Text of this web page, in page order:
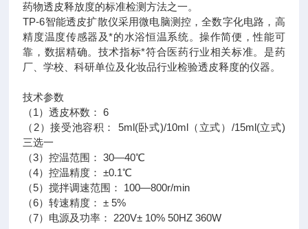
药物透皮释放度的标准检测方法之一。
TP-6智能透皮扩散仪采用微电脑测控，全数字化电路，高
精度温度传感器及*的水浴恒温系统。操作简便，性能可
靠，数据精确。技术指标*符合医药行业相关标准。是药
厂、学校、科研单位及化妆品行业检验透皮释度的仪器。
技术参数
（1）透皮杯数： 6
（2）接受池容积： 5ml(卧式)/10ml（立式）/15ml(立式)
三选一
（3）控温范围： 30—40℃
（4）控温精度： ±0.1℃
（5）搅拌调速范围： 100—800r/min
（6）转速精度： ± 5%
（7）电源及功率： 220V± 10% 50HZ 360W